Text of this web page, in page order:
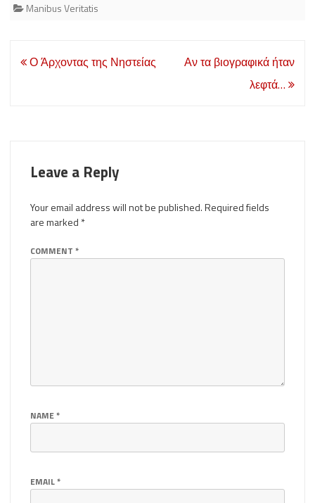
Manibus Veritatis
Post
Ο Άρχοντας της Νηστείας
Αν τα βιογραφικά ήταν
λεφτά…
Leave a Reply
Your email address will not be published.Required fields
are marked *
COMMENT *
NAME*
EMAIL*